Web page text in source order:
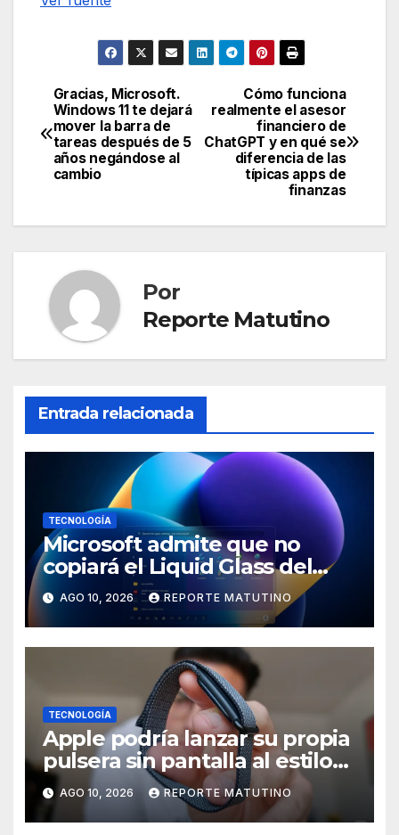
Navegación
de
entradas
Cómo funciona
realmente el asesor
financiero de
ChatGPT y en qué se
diferencia de las
típicas apps de
finanzas
Gracias, Microsoft.
Windows 11 te dejará
mover la barra de
tareas después de 5
años negándose al
cambio
Por
Reporte Matutino
Entrada relacionada
TECNOLOGÍA
Microsoft admite que no
copiará el Liquid Glass del
iPhone en Windows 11 y tiene
una buena razón
AGO 10, 2026 REPORTE MATUTINO
TECNOLOGÍA
Apple podría lanzar su propia
pulsera sin pantalla al estilo
Whoop o Fitbit Air
AGO 10, 2026 REPORTE MATUTINO